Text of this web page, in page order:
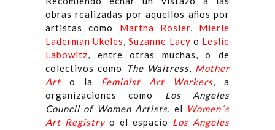
obras realizadas por aquellos años por
artistas como Martha Rosler, Mierle
Laderman Ukeles,Suzanne Lacy o Leslie
Labowitz, entre otras muchas, o de
colectivos como
The Waitress, Mother
Art o la Feminist Art Workers, a
organizaciones como Los Angeles
Council of Women Artists, el Women´s
Art Registryo el espacio Los Angeles